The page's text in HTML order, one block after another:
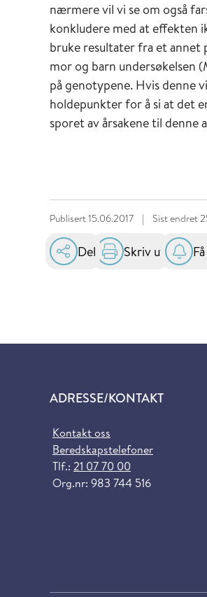
nærmere vil vi se om også
konkludere med at effekten
bruke resultater fra et
mor og barn undersøkelsen
på genotypene. Hvis denne
holdepunkter for å si at det
sporet av årsakene til denne
Publisert15.06.2017 | Sist endret
Del Skriv ut
ADRESSE/KONTAKT
Kontakt oss
Beredskapstelefoner
Tlf.: 21 07 70 00
Org.nr: 983 744 516